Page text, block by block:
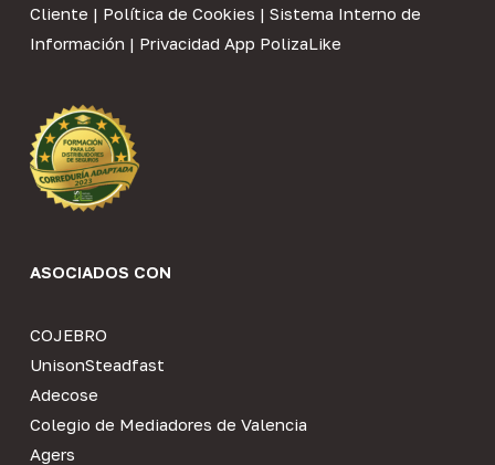
Cliente | Política de Cookies | Sistema Interno de
Información | Privacidad App PolizaLike
ASOCIADOS CON
COJEBRO
UnisonSteadfast
Adecose
Colegio de Mediadores de Valencia
Agers